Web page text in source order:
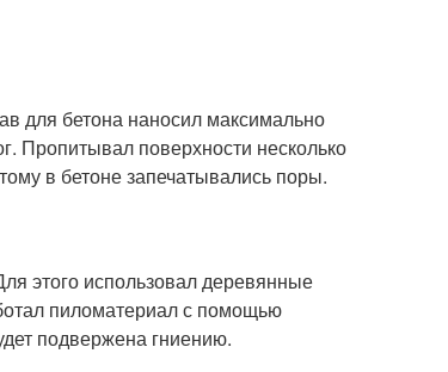
для бетона наносил максимально
Пропитывал поверхности несколько
в бетоне запечатывались поры.
этого использовал деревянные
пиломатериал с помощью
подвержена гниению.